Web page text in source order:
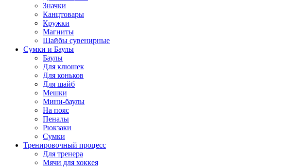
Значки
Канцтовары
Кружки
Магниты
Шайбы сувенирные
Сумки и Баулы
Баулы
Для клюшек
Для коньков
Для шайб
Мешки
Мини-баулы
На пояс
Пеналы
Рюкзаки
Сумки
Тренировочный процесс
Для тренера
Мячи для хоккея